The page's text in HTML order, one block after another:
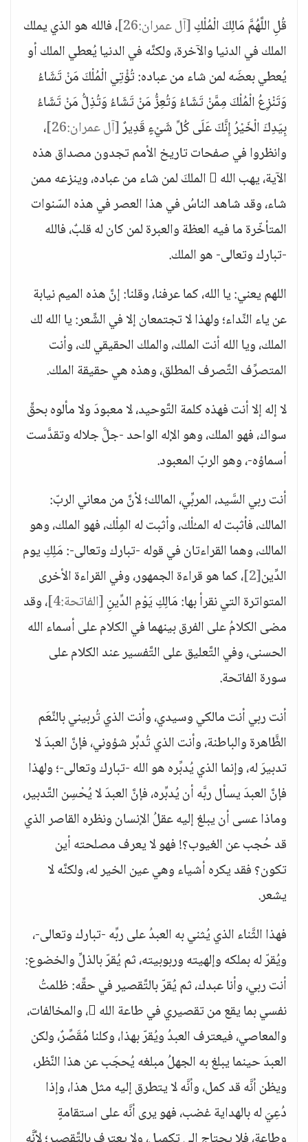
قُلِ اللَّهُمَّ مَالِكَ الْمُلْكِ[آل عمران:26]
، فالله هو الذي يملك
الملك في الدنيا والآخرة، ولكنَّه في الدنيا يُعطي الملك أو
يُعطي بعضَه لمن شاء من عباده: تُؤْتِي الْمُلْكَ مَنْ تَشَاءُ
وَتَنْزِعُ الْمُلْكَ مِمَّنْ تَشَاءُ وَتُعِزُّ مَنْ تَشَاءُ وَتُذِلُّ مَنْ تَشَاءُ
بِيَدِكَ الْخَيْرُ إِنَّكَ عَلَى كُلِّ شَيْءٍ قَدِيرٌ[آل عمران:26]
،
وانظروا في صفحات تاريخ الأمم تجدون مصداق هذه
الآية، يهب الله  الملكَ لمن شاء من عباده، وينزعه ممن
شاء، وقد شاهد الناسُ في هذا العصر في هذه السّنوات
المتأخّرة ما فيه العظة والعبرة لمن كان له قلبٌ، فالله
-تبارك وتعالى- هو الملك.
اللهم يعني: يا الله، كما عرفنا، وقلنا: إنَّ هذه الميم نيابة
عن ياء النِّداء؛ ولهذا لا تجتمعان إلا في الشِّعر: يا الله لك
الملك، ويا الله أنت الملك، والملك الحقيقي لك، وأنت
المتصرِّف التَّصرف المطلق، وهذه هي حقيقة الملك.
لا إله إلا أنت فهذه كلمة التَّوحيد، لا معبودَ ولا مألوه بحقٍّ
سواك، فهو الملك، وهو الإله الواحد -جلَّ جلاله وتقدَّست
أسماؤه-، وهو الربّ المعبود.
أنت ربي السَّيد، المربِّي، المالك؛ لأنَّ من معاني الربّ:
المالك، فأثبت له المـُلْك، وأثبت له المِلْك، فهو الملك، وهو
المالك، وهما القراءتان في قوله -تبارك وتعالى-: مَلِكِ يوم
الدِّين[2] ، كما هو قراءة الجمهور، وفي القراءة الأخرى
المتواترة التي نقرأ بها: مَالِكِ يَوْمِ الدِّينِ[الفاتحة:4] ، وقد
مضى الكلامُ على الفرق بينهما في الكلام على أسماء الله
الحسنى، وفي التَّعليق على التَّفسير عند الكلام على
سورة الفاتحة.
أنت ربي أنت مالكي وسيدي، وأنت الذي تُربيني بالنِّعَم
الظَّاهرة والباطنة، وأنت الذي تُدبِّر شؤوني، فإنَّ العبدَ لا
تدبيرَ له، وإنما الذي يُدبِّره هو الله -تبارك وتعالى-؛ ولهذا
فإنَّ العبدَ يسأل ربَّه أن يُدبِّره، فإنَّ العبدَ لا يُحْسِن التَّدبير،
وماذا عسى أن يبلغ إليه عقلُ الإنسان ونظره القاصر الذي
قد حُجب عن الغيوب؟! فهو لا يعرف مصلحته أين
تكون؟ فقد يكره أشياء وهي عين الخير له، ولكنَّه لا
يشعر.
فهذا الثَّناء الذي يُثني به العبدُ على ربِّه -تبارك وتعالى-،
ويُقرّ له بملكه وإلهيته وربوبيته، ثم يُقرّ بالذلِّ والخضوع:
أنت ربي، وأنا عبدك، ثم يُقرّ بالتَّقصير في حقِّه: ظلمتُ
نفسي بما يقع من تقصيري في طاعة الله ، والمخالفات،
والمعاصي، فيعترف العبدُ ويُقرّ بهذا، وكلنا مُقَصِّرٌ، ولكن
العبدَ حينما يبلغ به الجهلُ مبلغه يُحجَب عن هذا النَّظر،
ويظن أنَّه قد كمل، وأنَّه لا يتطرق إليه مثل هذا، وإذا
دُعِيَ له بالهداية غضب، فهو يرى أنَّه على استقامةٍ